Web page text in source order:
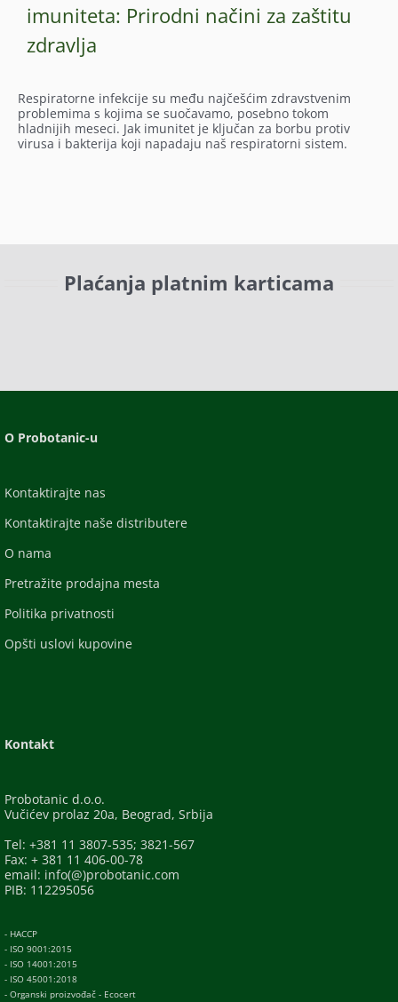
imuniteta: Prirodni načini za zaštitu
zdravlja
Respiratorne infekcije su među najčešćim zdravstvenim
problemima s kojima se suočavamo, posebno tokom
hladnijih meseci. Jak imunitet je ključan za borbu protiv
virusa i bakterija koji napadaju naš respiratorni sistem.
Plaćanja platnim karticama
O Probotanic-u
Kontaktirajte nas
Kontaktirajte naše distributere
O nama
Pretražite prodajna mesta
Politika privatnosti
Opšti uslovi kupovine
Kontakt
Probotanic d.o.o.
Vučićev prolaz 20a, Beograd, Srbija
Tel: +381 11 3807-535; 3821-567
Fax: + 381 11 406-00-78
email: info(@)probotanic.com
PIB: 112295056
- HACCP
- ISO 9001:2015
- ISO 14001:2015
- ISO 45001:2018
- Organski proizvođač - Ecocert